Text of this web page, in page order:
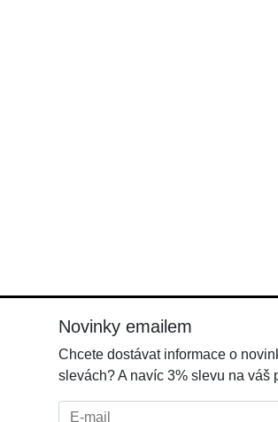
Novinky emailem
Chcete dostávat informace o
slevách? A navíc 3% slevu na váš
E-mail: